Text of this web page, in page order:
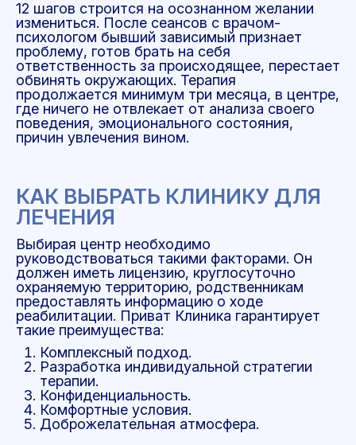
12 шагов строится на осознанном желании
измениться. После сеансов с врачом-
психологом бывший зависимый признает
проблему, готов брать на себя
ответственность за происходящее, перестает
обвинять окружающих. Терапия
продолжается минимум три месяца, в центре,
где ничего не отвлекает от анализа своего
поведения, эмоционального состояния,
причин увлечения вином.
КАК ВЫБРАТЬ КЛИНИКУ ДЛЯ
ЛЕЧЕНИЯ
Выбирая центр необходимо
руководствоваться такими факторами. Он
должен иметь лицензию, круглосуточно
охраняемую территорию, родственникам
предоставлять информацию о ходе
реабилитации. Приват Клиника гарантирует
такие преимущества:
Комплексный подход.
Разработка индивидуальной стратегии
терапии.
Конфиденциальность.
Комфортные условия.
Доброжелательная атмосфера.